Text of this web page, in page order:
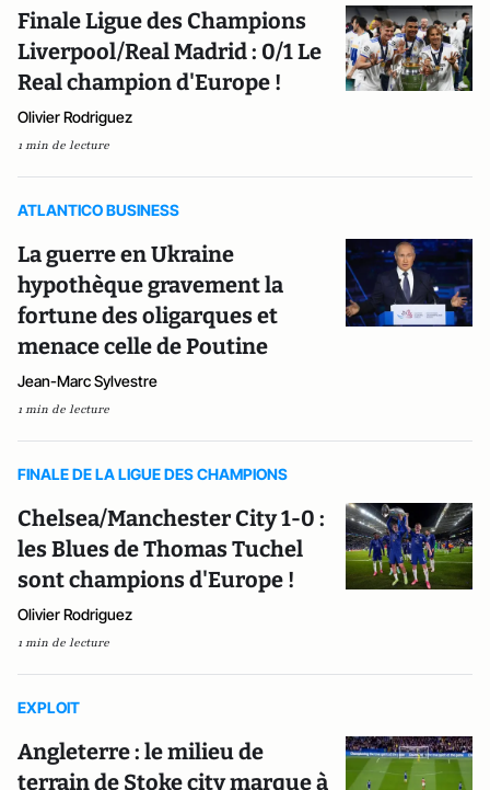
Finale Ligue des Champions
Liverpool/Real Madrid : 0/1 Le
Real champion d'Europe !
Olivier Rodriguez
1 min de lecture
ATLANTICO BUSINESS
La guerre en Ukraine
hypothèque gravement la
fortune des oligarques et
menace celle de Poutine
Jean-Marc Sylvestre
1 min de lecture
FINALE DE LA LIGUE DES CHAMPIONS
Chelsea/Manchester City 1-0 :
les Blues de Thomas Tuchel
sont champions d'Europe !
Olivier Rodriguez
1 min de lecture
EXPLOIT
Angleterre : le milieu de
terrain de Stoke city marque à